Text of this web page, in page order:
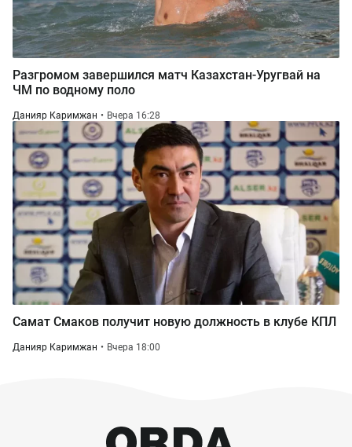
Разгромом завершился матч Казахстан-Уругвай на
ЧМ по водному поло
Данияр Каримжан Вчера 16:28
Самат Смаков получит новую должность в клубе КПЛ
Данияр Каримжан Вчера 18:00